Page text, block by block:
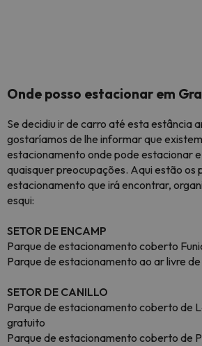
Onde posso estacionar em
Se decidiu ir de carro até esta estância
gostaríamos de lhe informar que
estacionamento onde pode estacionar
quaisquer preocupações. Aqui estão os
estacionamento que irá encontrar,
esqui:
SETOR DE ENCAMP
Parque de estacionamento coberto
Parque de estacionamento ao ar livre
SETOR DE CANILLO
Parque de estacionamento coberto de
gratuito
Parque de estacionamento coberto de